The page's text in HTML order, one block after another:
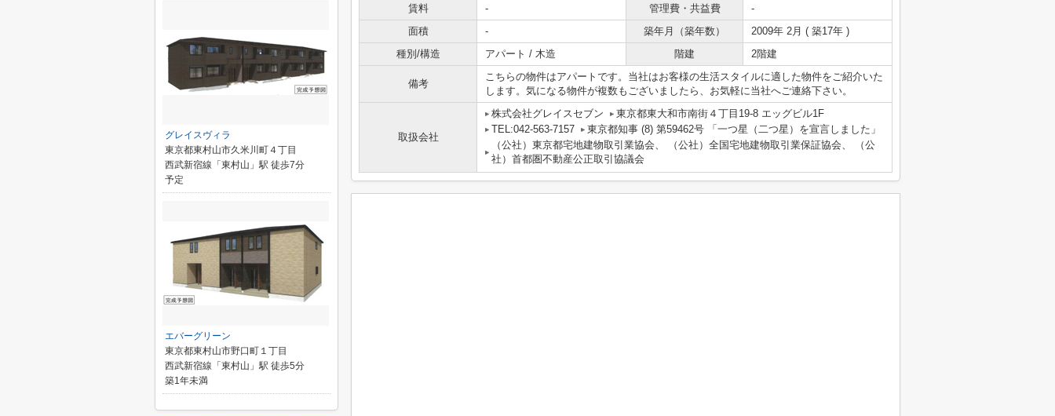
賃料 - 管理費・共益費
-
面積
- 築年月（築年数）
2009年 2月 ( 築17年 )
種別/構造
アパート / 木造 階建 2階建
備考
こちらの物件はアパートです。当社はお客様の生活スタイルに適した物件をご紹介いた
します。気になる物件が複数もございましたら、お気軽に当社へご連絡下さい。
取扱会社
株式会社グレイスセブン
東京都東大和市南街４丁目19-8 エッグビル1F
TEL:042-563-7157
東京都知事 (8) 第59462号 「一つ星（二つ星）を宣言しました」
（公社）東京都宅地建物取引業協会、 （公社）全国宅地建物取引業保証協会、 （公
社）首都圏不動産公正取引協議会
グレイスヴィラ
東京都東村山市久米川町４丁目
西武新宿線「東村山」駅 徒歩7分
予定
エバーグリーン
東京都東村山市野口町１丁目
西武新宿線「東村山」駅 徒歩5分
築1年未満